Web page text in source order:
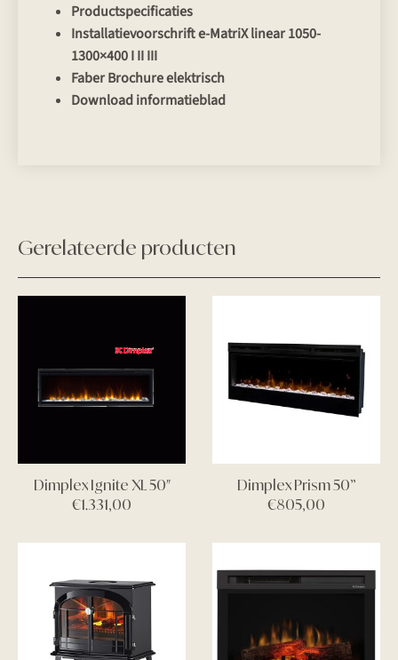
Productspecificaties
Installatievoorschrift e-MatriX linear 1050-
1300×400 I II III
Faber Brochure elektrisch
Download informatieblad
Gerelateerde producten
Dimplex Ignite XL 50″
€1.331,00
Dimplex Prism 50”
€805,00